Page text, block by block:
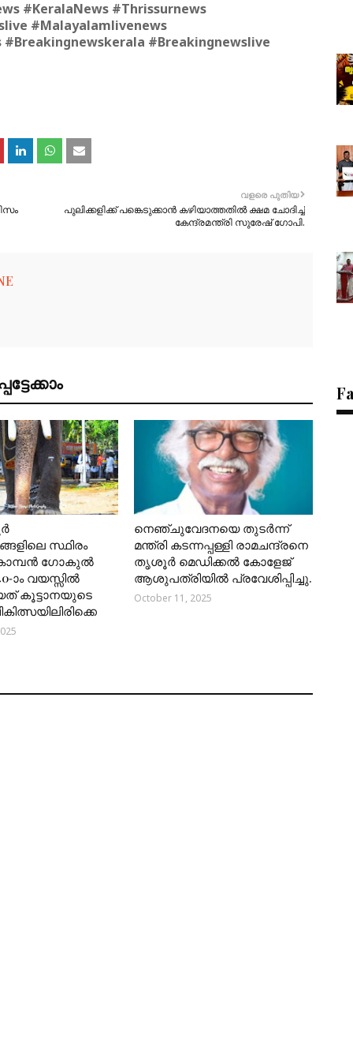
#KeralaNews #Thrissurnews
#Malayalamlivenews
#Breakingnewslive
വളരെ പുതിയ
പുലിക്കളിക്ക് പങ്കെടുക്കാൻ കഴിയാത്തതിൽ ക്ഷമ ചോദിച്ച്
കേന്ദ്രമന്ത്രി സുരേഷ് ഗോപി.
സ്ഥിരം
ഗോകുൽ
ാം വയസ്സിൽ
കൂട്ടാനയുടെ
നെഞ്ചുവേദനയെ തുടർന്ന്
മന്ത്രി കടന്നപ്പള്ളി രാമചന്ദ്രനെ
തൃശൂർ മെഡിക്കൽ കോളേജ്
ആശുപത്രിയിൽ പ്രവേശിപ്പിച്ചു.
October 11, 2025